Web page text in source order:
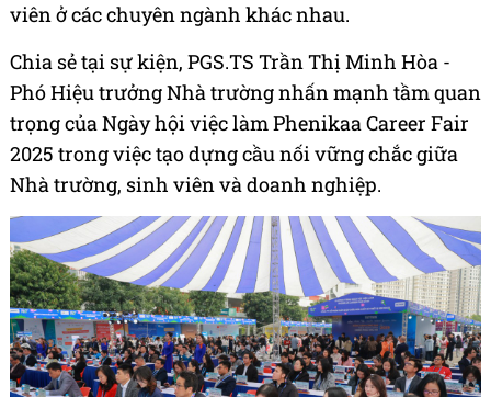
viên ở các chuyên ngành khác nhau.
Chia sẻ tại sự kiện, PGS.TS Trần Thị Minh Hòa -
Phó Hiệu trưởng Nhà trường nhấn mạnh tầm quan
trọng của Ngày hội việc làm Phenikaa Career Fair
2025 trong việc tạo dựng cầu nối vững chắc giữa
Nhà trường, sinh viên và doanh nghiệp.